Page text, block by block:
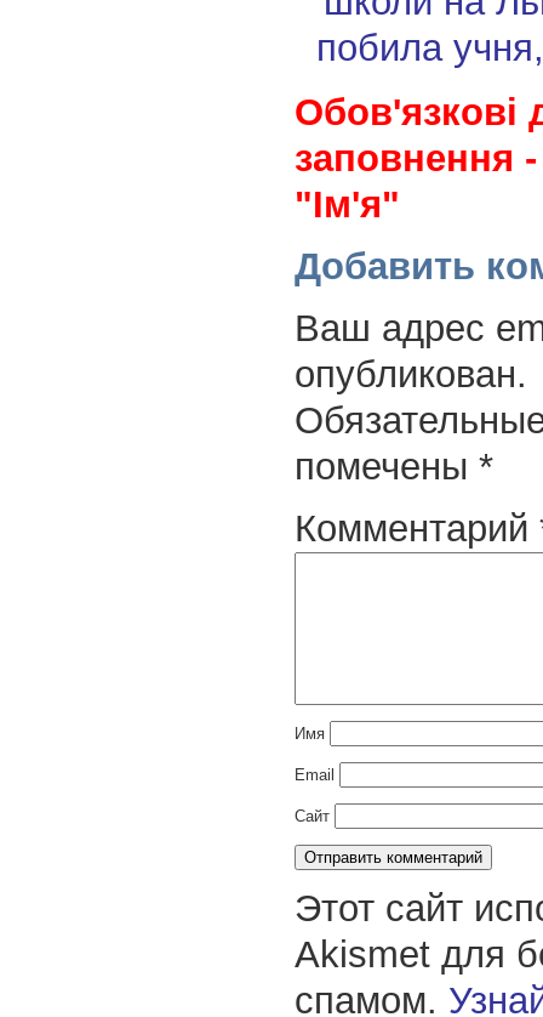
побила
Обов'язкові
заповнення
"Ім'я"
Добавить
Ваш адрес
опубликован.
помечены *
Комментарий
Имя
Email
Сайт
Этот сайт
Akismet для
спамом.